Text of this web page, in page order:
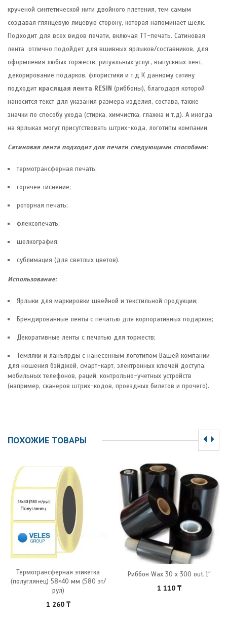
крученой синтетической нити двойного плетения, тем самым
создавая глянцевую лицевую сторону, которая напоминает шелк.
Подходит для всех видов печати, включая ТТ-печать. Сатиновая
лента отлично подойдет для вшивных ярлыков/составников, для
оформления любых торжеств, ритуальных услуг, выпускных лент,
декорирование подарков, флористики и т.д К данному сатину
подходит красящая лента RESIN (риббоны), благодаря которой
наносится текст для указания размера изделия, состава, также
значки по способу ухода (стирка, химчистка, глажка и т.д). А иногда
на ярлыках могут присутствовать штрих-кода, логотипы компании.
Сатиновая лента подходит для печати следующими способами:
термотрансферная печать;
горячее тиснение;
роторная печать;
флексопечать;
шелкография;
сублимация (для светлых цветов).
Использование:
Ярлыки для маркировки швейной и текстильной продукции;
Брендированные ленты с печатью для корпоративных подарков;
Декоративные ленты с печатью для торжеств;
Темляки и ланъярды с нанесенным логотипом Вашей компании
для ношения бэйджей, смарт-карт, электронных ключей доступа,
мобильных телефонов, раций, контрольно-учетных устройств
(например, сканеров штрих-кодов, проездных билетов и прочего).
ПОХОЖИЕ ТОВАРЫ
Термотрансферная этикетка
(полуглянец) 58×40 мм (580 эт/
рул)
1 260 ₸
Риббон Wax 30 x 300 out 1″
1 110 ₸